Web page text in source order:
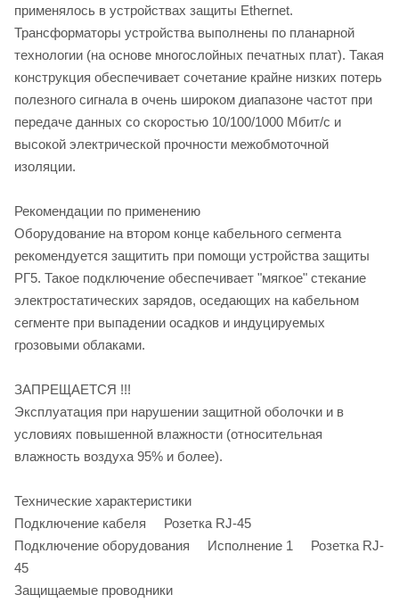
применялось в устройствах защиты Ethernet.
Трансформаторы устройства выполнены по планарной
технологии (на основе многослойных печатных плат). Такая
конструкция обеспечивает сочетание крайне низких потерь
полезного сигнала в очень широком диапазоне частот при
передаче данных со скоростью 10/100/1000 Мбит/с и
высокой электрической прочности межобмоточной
изоляции.
Рекомендации по применению
Оборудование на втором конце кабельного сегмента
рекомендуется защитить при помощи устройства защиты
РГ5. Такое подключение обеспечивает "мягкое" стекание
электростатических зарядов, оседающих на кабельном
сегменте при выпадении осадков и индуцируемых
грозовыми облаками.
ЗАПРЕЩАЕТСЯ !!!
Эксплуатация при нарушении защитной оболочки и в
условиях повышенной влажности (относительная
влажность воздуха 95% и более).
Технические характеристики
Подключение кабеля Розетка RJ-45
Подключение оборудования Исполнение 1 Розетка RJ-
45
Защищаемые проводники